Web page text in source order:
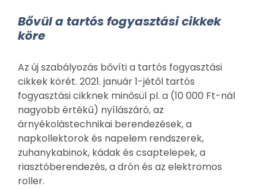
Bővül a tartós fogyasztási cikkek
köre
Az új szabályozás bővíti a tartós fogyasztási
cikkek körét. 2021. január 1-jétől tartós
fogyasztási cikknek minősül pl. a (10 000 Ft-nál
nagyobb értékű) nyílászáró, az
árnyékolástechnikai berendezések, a
napkollektorok és napelem rendszerek,
zuhanykabinok, kádak és csaptelepek, a
riasztóberendezés, a drón és az elektromos
roller.